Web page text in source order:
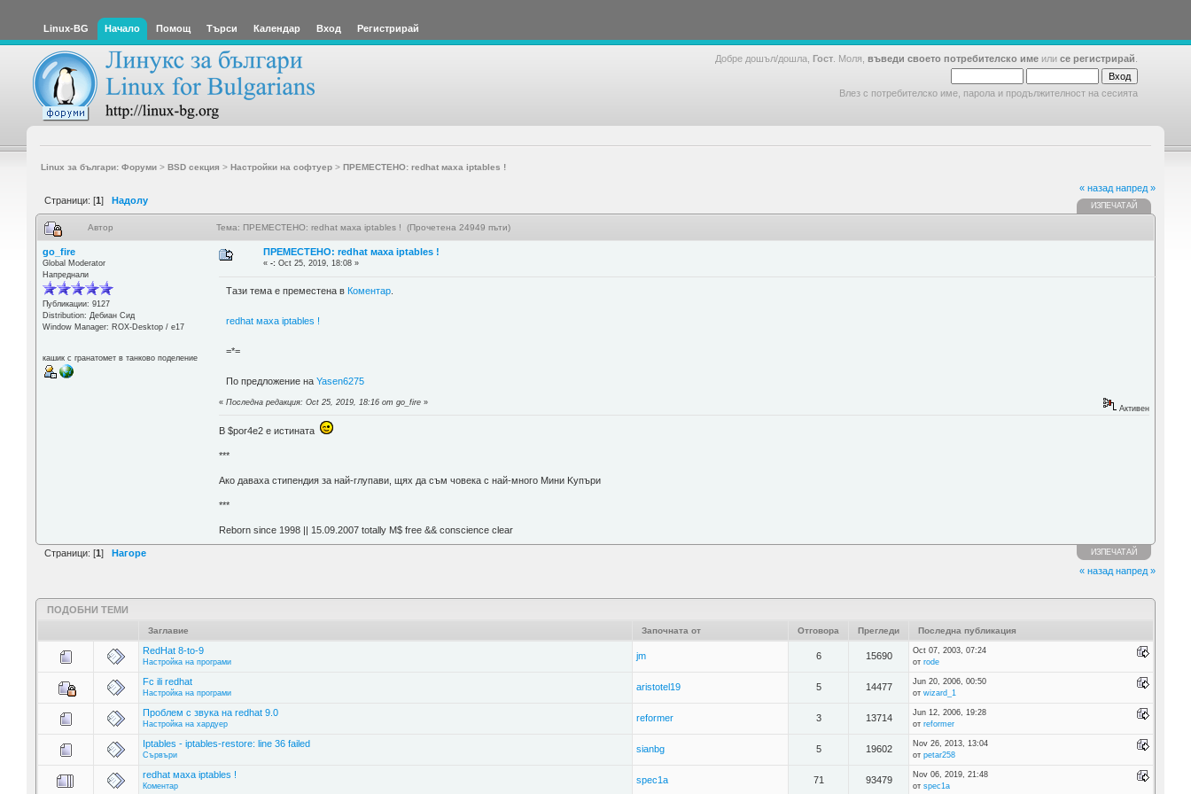
Linux-BG Начало Помощ Търси Календар Вход Регистрирай
Добре дошъл/дошла, Гост . Моля, въведи своето потребителско име или се регистрирай
Влез с потребителско име, парола и продължителност на сесията
Linux за българи: Форуми> BSD секция > Настройки на софтуер> ПРЕМЕСТЕНО: redhat маха iptables !
Страници: [1] Надолу
« назад напред »
ИЗПЕЧАТАЙ
Автор Тема: ПРЕМЕСТЕНО: redhat маха iptables ! (Прочетена 24949 пъти)
go_fire
Global Moderator
Напреднали
Публикации: 9127
Distribution: Дебиан Сид
Window Manager: ROX-Desktop / е17
кашик с гранатомет в танково поделение
ПРЕМЕСТЕНО: redhat маха iptables !
«-: Oct 25, 2019, 18:08 »
Тази тема е преместена в Коментар
redhat маха iptables !
=*=
По предложение наYasen6275
«Последна редакция: Oct 25, 2019, 18:16 от go_fire »
Активен
В $por4e2 e истината
***
Aко даваха стипендия за най-глупави, щях да съм човека с най-много Mини Kупъри
***
Reborn since 1998 || 15.09.2007 totally М$ free && conscience clear
Страници: [1] Нагоре ИЗПЕЧАТАЙ
« назад напред »
ПОДОБНИ ТЕМИ
Заглавие Започната от Отговора Прегледи Последна публикация
RedHat 8-to-9
Настройка на програми
jm 6 15690
Oct 07, 2003, 07:24
от rode
Fc ili redhat
Настройка на програми
aristotel19 5 14477
Jun 20, 2006, 00:50
от wizard_1
Проблем с звука на redhat 9.0
Настройка на хардуер
reformer 3 13714
Jun 12, 2006, 19:28
от reformer
Iptables - iptables-restore: line 36 failed
Сървъри
sianbg 5 19602
Nov 26, 2013, 13:04
от petar258
redhat маха iptables !
Коментар
spec1a 71 93479
Nov 06, 2019, 21:48
от spec1a